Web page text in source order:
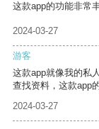
这款app的功能非常
2024-03-27
游客
这款app就像我的私
查找资料，这款app
2024-03-27